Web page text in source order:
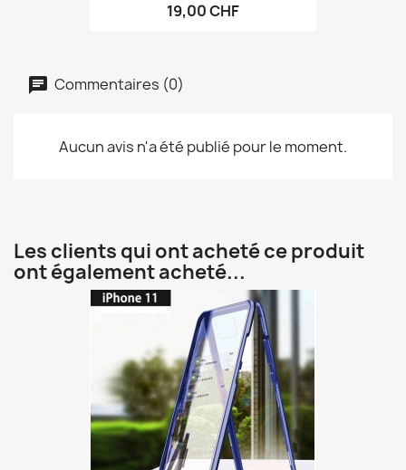
19,00 CHF
Commentaires (0)
Aucun avis n'a été publié pour le moment.
Les clients qui ont acheté ce produit
ont également acheté...